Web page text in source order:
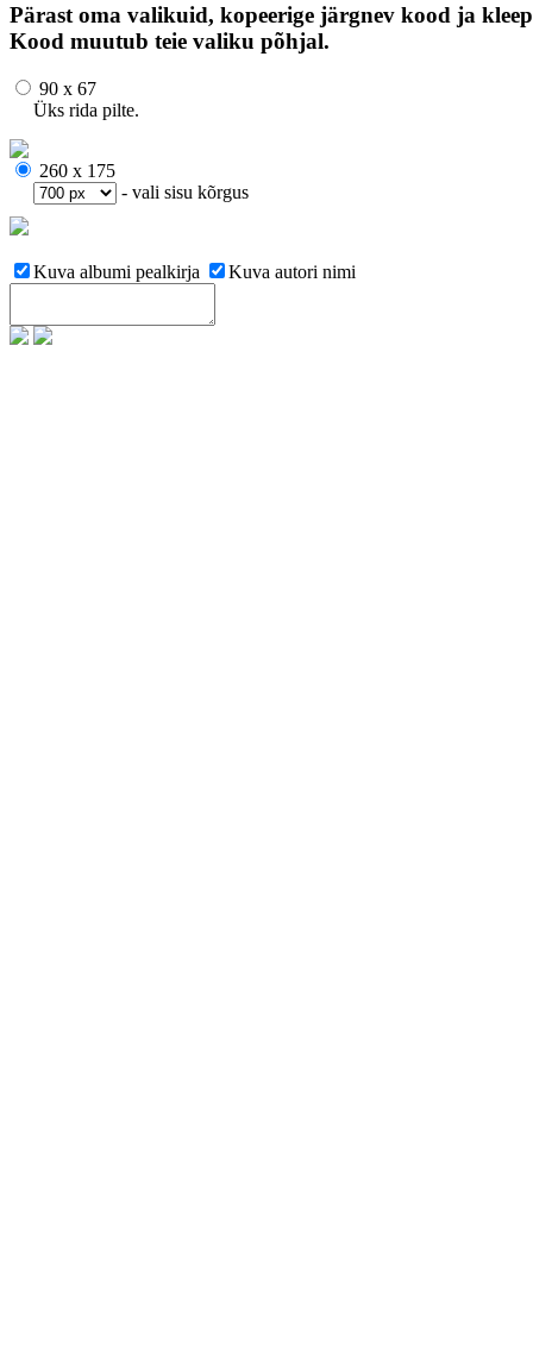
Pärast oma valikuid, kopeerige järgnev kood ja
Kood muutub teie valiku põhjal.
90 x 67
Üks rida pilte.
260 x 175
- vali sisu kõrgus
Kuva albumi pealkirja Kuva autori nimi